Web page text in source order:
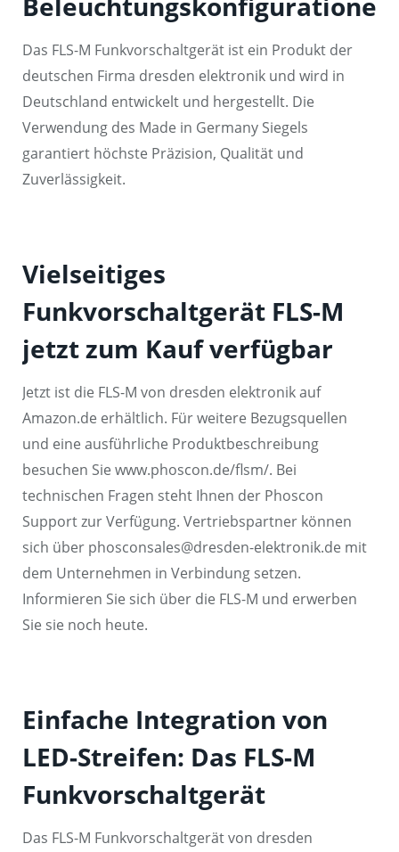
Das FLS-M Funkvorschaltgerät ist ein Produkt der
deutschen Firma dresden elektronik und wird in
Deutschland entwickelt und hergestellt. Die
Verwendung des Made in Germany Siegels
garantiert höchste Präzision, Qualität und
Zuverlässigkeit.
Vielseitiges
Funkvorschaltgerät FLS-M
jetzt zum Kauf verfügbar
Jetzt ist die FLS-M von dresden elektronik auf
Amazon.de erhältlich. Für weitere Bezugsquellen
und eine ausführliche Produktbeschreibung
besuchen Sie www.phoscon.de/flsm/. Bei
technischen Fragen steht Ihnen der Phoscon
Support zur Verfügung. Vertriebspartner können
sich über phosconsales@dresden-elektronik.de mit
dem Unternehmen in Verbindung setzen.
Informieren Sie sich über die FLS-M und erwerben
Sie sie noch heute.
Einfache Integration von
LED-Streifen: Das FLS-M
Funkvorschaltgerät
Das FLS-M Funkvorschaltgerät von dresden